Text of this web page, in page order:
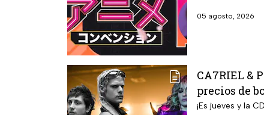
05 agosto, 2026
CA7RIEL &
precios de
¡Es jueves y la